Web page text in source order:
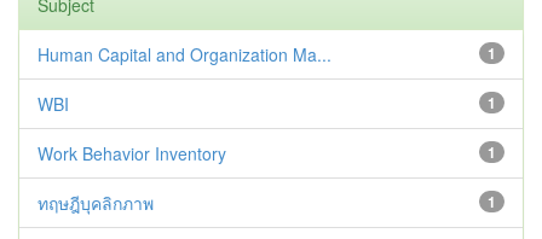
Subject
1
Human Capital and Organization Ma...
1
WBI
1
Work Behavior Inventory
1
ทฤษฎีบุคลิกภาพ